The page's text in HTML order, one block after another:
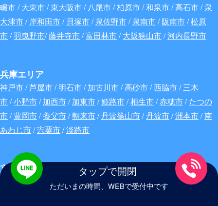
畷市/大東市/東大阪市/ 八尾市/柏原市/和泉市/高石市/泉
大津市/ 岸和田市/ 貝塚市/泉佐野市/泉南市/阪南市/松原
市/羽曳野市/藤井寺市/富田林市/大阪狭山市/河内長野市
兵庫エリア
神戸市/芦屋市/明石市/加古川市/高砂市/西脇市/三木
市/小野市/加西市/加東市/姫路市/相生市/赤穂市/たつの
市/豊岡市/養父市/朝来市/丹波篠山市/丹波市/洲本市/南
あわじ市/宍粟市/淡路市
京都エリア
京都市/福知山市 / 舞鶴市/綾部市/ 宇治市/ 宮津市 /亀岡
タップで開閉
ただいまの時間、WEBで受付中です